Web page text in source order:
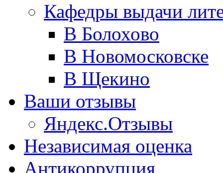
Кафедры выдачи
В Болохово
В Новомосковске
В Щекино
Ваши отзывы
Яндекс.Отзывы
Независимая оценка
Антикоррупция